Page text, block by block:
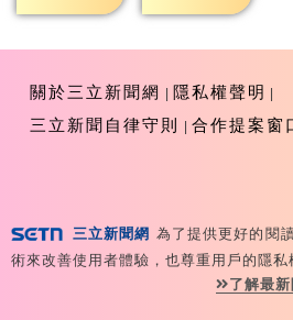
關於三立新聞網
隱私權聲明
三立新聞自律守則
合作提案窗
Copyright ©2026 Sanlih E-
Reserved 版權所有 盜用必究 台北
號 02-8792-
三立新聞網 為了提供更好的閱
術來改善使用者體驗，也尊重用戶的隱私
了解最